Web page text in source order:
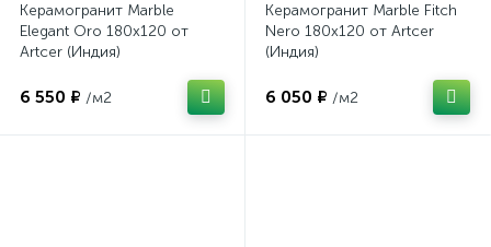
Керамогранит Marble
Elegant Oro 180x120 от
Artcer (Индия)
6 550 ₽ /м2
Керамогранит Marble Fitch
Nero 180x120 от Artcer
(Индия)
6 050 ₽ /м2